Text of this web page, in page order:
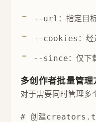
--url ：指定目
--cookies ：
--since：仅下
多创作者批量管理
对于需要同时管理多
# 创建